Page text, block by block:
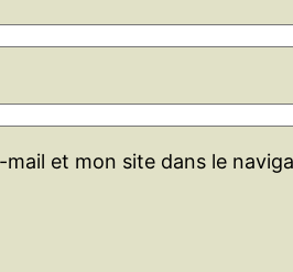
et mon site dans le